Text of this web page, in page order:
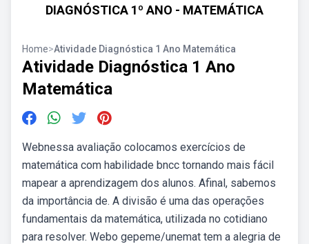
DIAGNÓSTICA 1º ANO - MATEMÁTICA
Home>Atividade Diagnóstica 1 Ano Matemática
Atividade Diagnóstica 1 Ano
Matemática
Webnessa avaliação colocamos exercícios de
matemática com habilidade bncc tornando mais fácil
mapear a aprendizagem dos alunos. Afinal, sabemos
da importância de. A divisão é uma das operações
fundamentais da matemática, utilizada no cotidiano
para resolver. Webo gepeme/unemat tem a alegria de